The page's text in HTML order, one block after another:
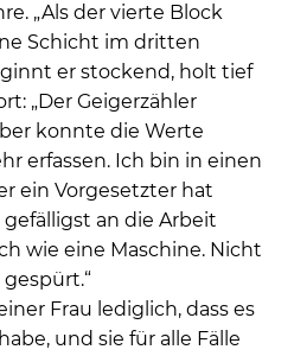
„Als der vierte Block
Schicht im dritten
er stockend, holt tief
„Der Geigerzähler
konnte die Werte
erfassen. Ich bin in einen
ein Vorgesetzter hat
an die Arbeit
wie eine Maschine. Nicht
Frau lediglich, dass es
und sie für alle Fälle